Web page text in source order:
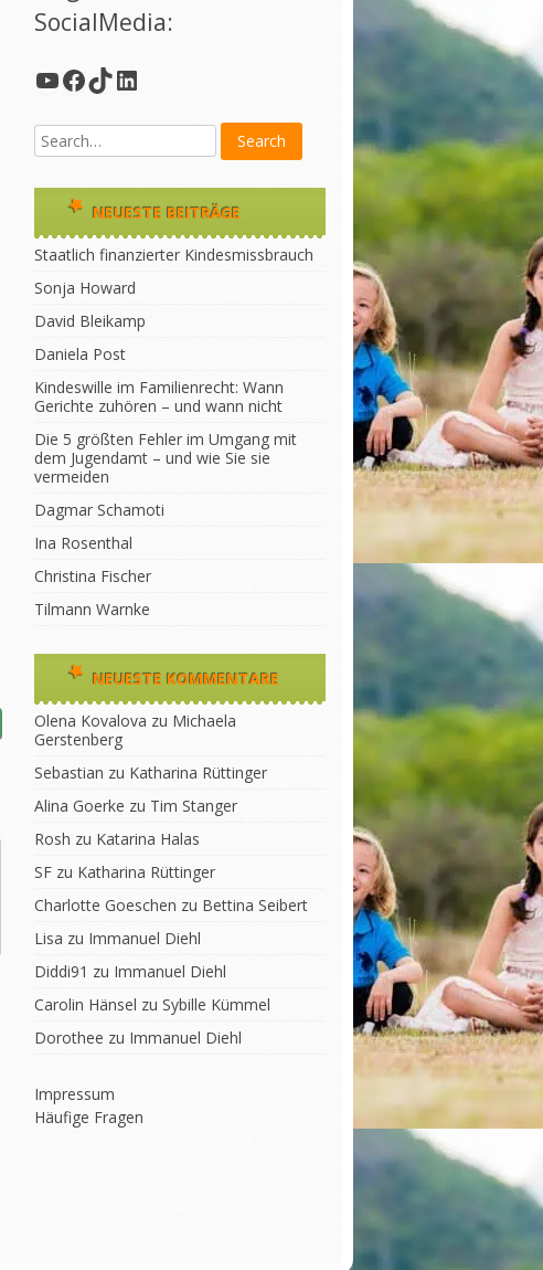
SocialMedia:
YouTube
Facebook
TikTok
LinkedIn
NEUESTE BEITRÄGE
Staatlich finanzierter Kindesmissbrauch
Sonja Howard
David Bleikamp
Daniela Post
Kindeswille im Familienrecht: Wann
Gerichte zuhören – und wann nicht
Die 5 größten Fehler im Umgang mit
dem Jugendamt – und wie Sie sie
vermeiden
Dagmar Schamoti
Ina Rosenthal
Christina Fischer
Tilmann Warnke
NEUESTE KOMMENTARE
Olena Kovalova zu Michaela
Gerstenberg
Sebastian zu Katharina Rüttinger
Alina Goerke zu Tim Stanger
Rosh zu Katarina Halas
SF zu Katharina Rüttinger
Charlotte Goeschen zu Bettina Seibert
Lisa zu Immanuel Diehl
Diddi91 zu Immanuel Diehl
Carolin Hänsel zu Sybille Kümmel
Dorothee zu Immanuel Diehl
Impressum
Häufige Fragen